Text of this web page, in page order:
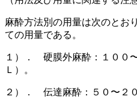
麻酔方法別の用量は次のとお
ての用量である。
１）． 硬膜外麻酔：１００
Ｌ）。
２）． 伝達麻酔：５０〜２